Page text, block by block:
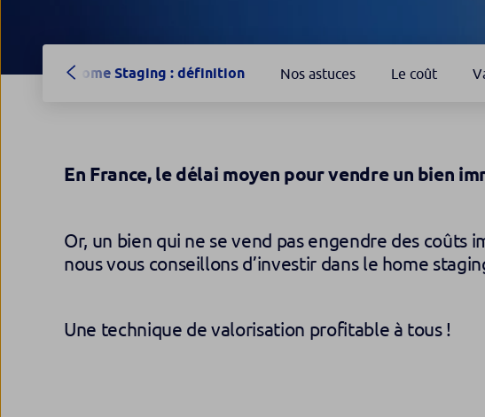
Home Staging : définition Nos astuces Le coût
En France, le délai moyen pour vendre un bien
Or, un bien qui ne se vend pas engendre des
nous vous conseillons d’investir dans le home
Une technique de valorisation profitable à tous !